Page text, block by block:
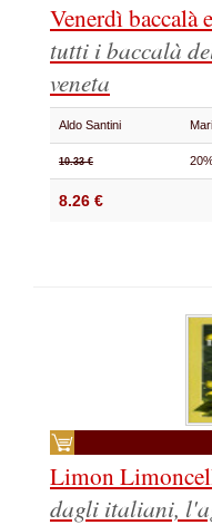
Venerdì baccalà
tutti i baccalà
veneta
Aldo Santini
10.33 €
8.26 €
Limon
dagli italiani,